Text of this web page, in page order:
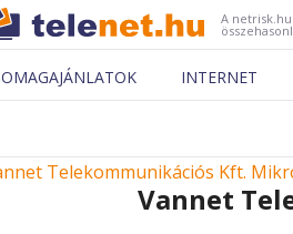
A
INTERNET
Telekommunikációs Kft.
Vannet